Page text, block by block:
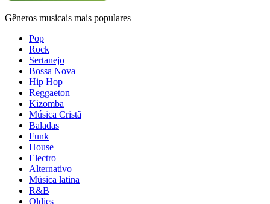
Gêneros musicais mais populares
Pop
Rock
Sertanejo
Bossa Nova
Hip Hop
Reggaeton
Kizomba
Música Cristã
Baladas
Funk
House
Electro
Alternativo
Música latina
R&B
Oldies